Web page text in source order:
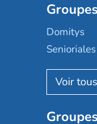
Domitys
Senioriales
Nohée
Les
Mobicap